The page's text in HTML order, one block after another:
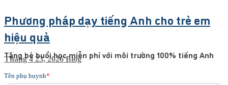
Phương pháp dạy tiếng Anh cho trẻ em
hiệu quả
Tháng 4 23, 2026Blog
Tặng bé buổi học miễn phí với môi trường 100% tiếng Anh